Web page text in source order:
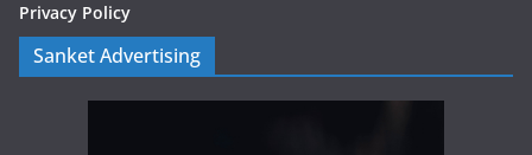
Privacy Policy
Sanket Advertising